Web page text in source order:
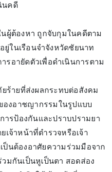
นคดี
ผู้ต้องหา ถูกจับกุมในคดีตาม
ยู่ในเรือนจำจังหวัดชัยนาท
รอายัดตัวเพื่อดำเนินการตาม
ร้ายที่ส่งผลกระทบต่อสังคม
องอาชญากรรมในรูปแบบ
ารป้องกันและปราบปรามยา
เจ้าหน้าที่ตำรวจหรือเจ้า
ป็นต้องอาศัยความร่วมมือจาก
มกันเป็นหูเป็นตา สอดส่อง